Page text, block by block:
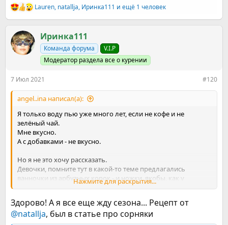
Р
е
к
ц
и
Lauren, natallja, Иринка111 и ещё 1 человек
Иринка111
Команда форума
V.I.P
Модератор раздела все о курении
7 Июл 2021 #120
angel..ina написал(а):
Я только воду пью уже много лет, если не кофе и не
зелёный чай.
Мне вкусно.
А с добавками - не вкусно.
Но я не это хочу рассказать.
Девочки, помните тут в какой-то теме предлагались
ванночки из арбузных корок - и ножки, якобы, как у
младенца.
Реально замечательный рецепт, рекомендую.
Нажмите для раскрытия...
Здорово! А я все еще жду сезона... Рецепт от
@natallja, был в статье про сорняки